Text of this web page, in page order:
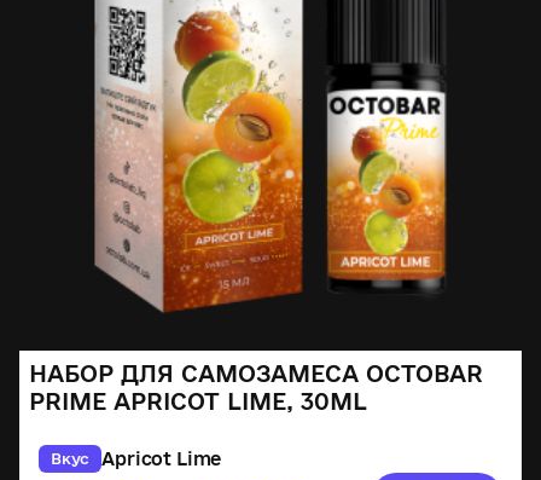
НАБОР ДЛЯ САМОЗАМЕСА OCTOBAR
PRIME APRICOT LIME, 30ML
Вкус Apricot Lime